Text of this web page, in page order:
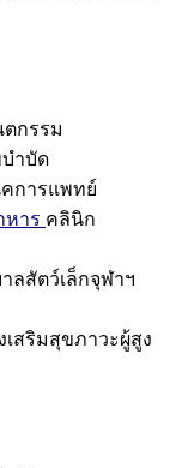
กรรม
ำบัด
การแพทย์
หาร คลินิก
ลสัตว์เล็กจุฬาฯ
เสริมสุขภาวะผู้สูง